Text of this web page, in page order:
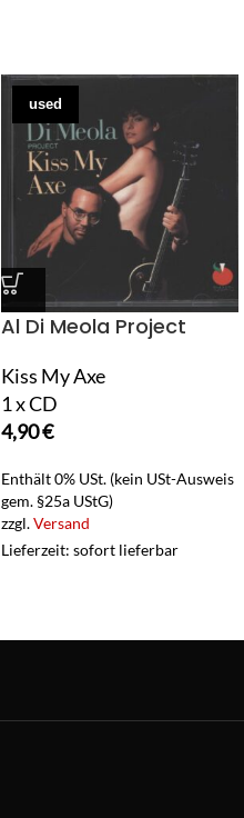
used
Al Di Meola Project
Kiss My Axe
1 x CD
4,90€
Enthält 0% USt. (kein USt-Ausweis
gem. §25a UStG)
zzgl.Versand
Lieferzeit: sofort lieferbar